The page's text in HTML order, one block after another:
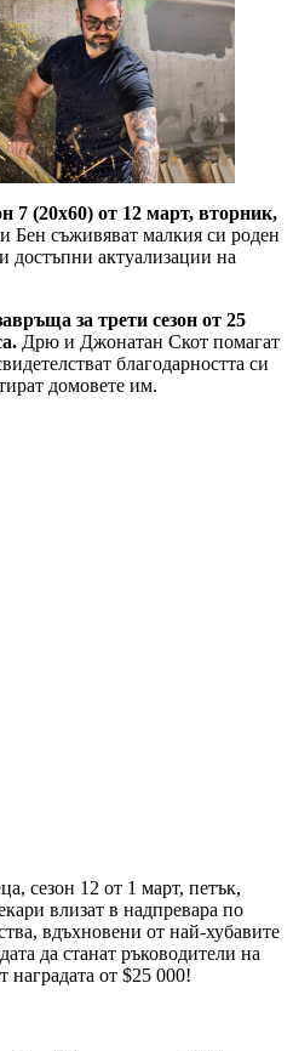
7 (20х60) от 12 март, вторник,
Бен съживяват малкия си роден
актуализации на
за трети сезон от 25
Дрю и Джонатан Скот помагат
благодарността си
домовете им.
сезон 12 от 1 март, петък,
влизат в надпревара по
вдъхновени от най-хубавите
да станат ръководители на
наградата от $25 000!